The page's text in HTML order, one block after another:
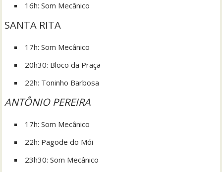
16h: Som Mecânico
SANTA RITA
17h: Som Mecânico
20h30: Bloco da Praça
22h: Toninho Barbosa
ANTÔNIO PEREIRA
17h: Som Mecânico
22h: Pagode do Mói
23h30: Som Mecânico